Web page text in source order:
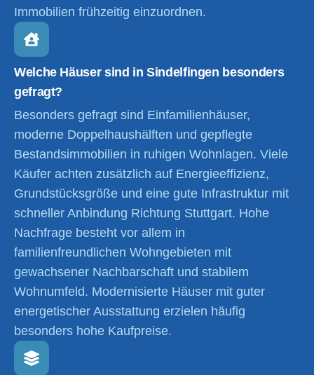
Immobilien frühzeitig einzuordnen.
Welche Häuser sind in Sindelfingen besonders
gefragt?
Besonders gefragt sind Einfamilienhäuser,
moderne Doppelhaushälften und gepflegte
Bestandsimmobilien in ruhigen Wohnlagen. Viele
Käufer achten zusätzlich auf Energieeffizienz,
Grundstücksgröße und eine gute Infrastruktur mit
schneller Anbindung Richtung Stuttgart. Hohe
Nachfrage besteht vor allem in
familienfreundlichen Wohngebieten mit
gewachsener Nachbarschaft und stabilem
Wohnumfeld. Modernisierte Häuser mit guter
energetischer Ausstattung erzielen häufig
besonders hohe Kaufpreise.